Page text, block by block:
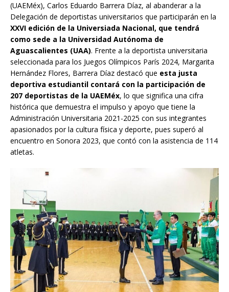
(UAEMéx), Carlos Eduardo Barrera Díaz, al abanderar a la
Delegación de deportistas universitarios que participarán en la
XXVI edición de la Universiada Nacional, que tendrá
como sede a la Universidad Autónoma de
Aguascalientes (UAA). Frente a la deportista universitaria
seleccionada para los Juegos Olímpicos París 2024, Margarita
Hernández Flores, Barrera Díaz destacó que esta justa
deportiva estudiantil contará con la participación de
207 deportistas de la UAEMéx, lo que significa una cifra
histórica que demuestra el impulso y apoyo que tiene la
Administración Universitaria 2021-2025 con sus integrantes
apasionados por la cultura física y deporte, pues superó al
encuentro en Sonora 2023, que contó con la asistencia de 114
atletas.